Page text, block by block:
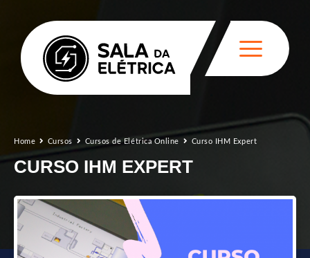
Home Cursos Cursos de Elétrica Online Curso IHM Expert
CURSO IHM EXPERT